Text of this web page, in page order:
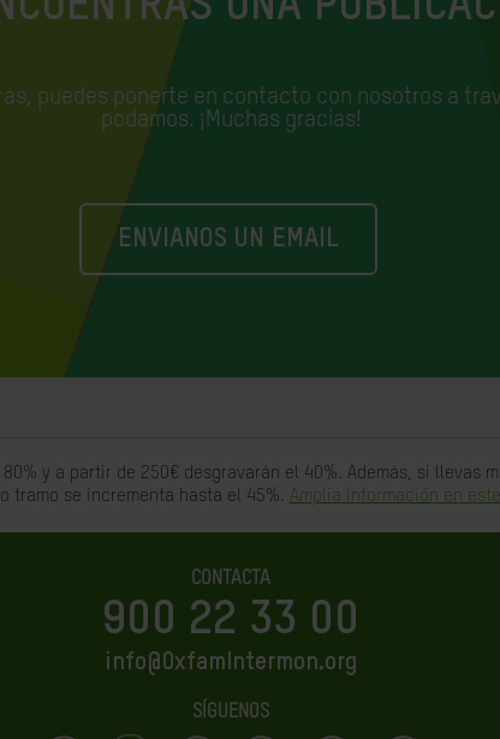
puedes ponerte en contacto con nosotros a
podamos. ¡Muchas gracias!
ENVIANOS UN EMAIL
y a partir de 250€ desgravarán el 40%. Además, si llevas
tramo se incrementa hasta el 45%. Amplia información en
CONTACTA
900 22 33 00
info@OxfamIntermon.org
SÍGUENOS